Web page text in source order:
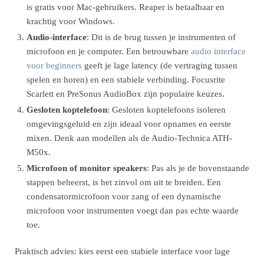
is gratis voor Mac-gebruikers. Reaper is betaalbaar en
krachtig voor Windows.
Audio-interface: Dit is de brug tussen je instrumenten of
microfoon en je computer. Een betrouwbare audio interface
voor beginners geeft je lage latency (de vertraging tussen
spelen en horen) en een stabiele verbinding. Focusrite
Scarlett en PreSonus AudioBox zijn populaire keuzes.
Gesloten koptelefoon: Gesloten koptelefoons isoleren
omgevingsgeluid en zijn ideaal voor opnames en eerste
mixen. Denk aan modellen als de Audio-Technica ATH-
M50x.
Microfoon of monitor speakers: Pas als je de bovenstaande
stappen beheerst, is het zinvol om uit te breiden. Een
condensatormicrofoon voor zang of een dynamische
microfoon voor instrumenten voegt dan pas echte waarde
toe.
Praktisch advies: kies eerst een stabiele interface voor lage